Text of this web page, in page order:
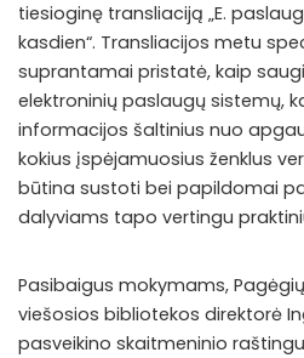
tiesioginę transliaciją „E.
kasdien“. Transliacijos metu
suprantamai pristatė, kaip
elektroninių paslaugų sistemų,
informacijos šaltinius nuo
kokius įspėjamuosius ženklus
būtina sustoti bei papildomai
dalyviams tapo vertingu
Pasibaigus mokymams,
viešosios bibliotekos direktorė
pasveikino skaitmeninio